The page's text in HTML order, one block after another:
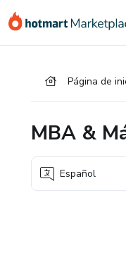
Página de
MBA &
Español